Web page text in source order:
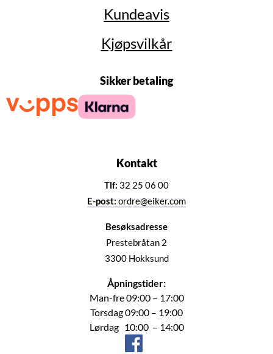
Kundeavis
Kjøpsvilkår
Sikker betaling
Kontakt
Tlf: 32 25 06 00
E-post: ordre@eiker.com
Besøksadresse
Prestebråtan 2
3300 Hokksund
Åpningstider:
Man-fre 09:00 – 17:00
Torsdag 09:00 – 19:00
Lørdag 10:00 – 14:00